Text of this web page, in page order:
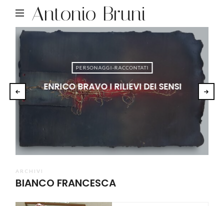
Antonio Bruni
PERSONAGGI-RACCONTATI
ENRICO BRAVO I RILIEVI DEI SENSI
ARCHIVI
BIANCO FRANCESCA